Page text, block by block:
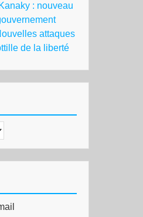
Kanaky : nouveau
attaques
de la liberté